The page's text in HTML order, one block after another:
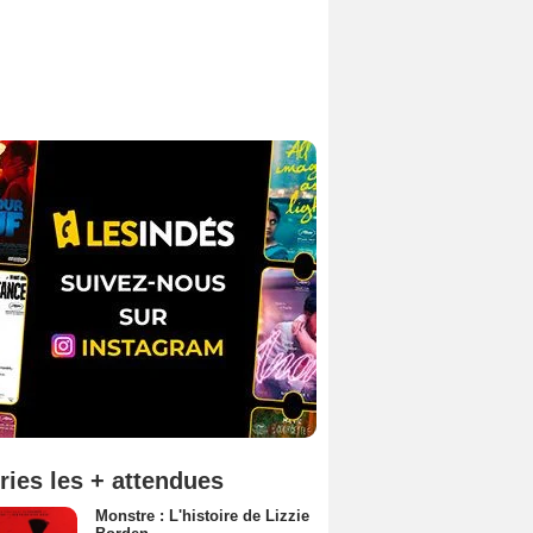
les + attendues
Monstre : L'histoire de Lizzie